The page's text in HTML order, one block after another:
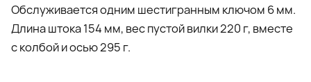
Обслуживается одним шестигранным ключом 6 мм.
Длина штока 154 мм, вес пустой вилки 220 г, вместе
с колбой и осью 295 г.